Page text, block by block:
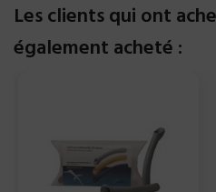
Les clients qui ont
également acheté :